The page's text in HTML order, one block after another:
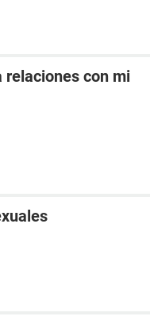
relaciones con mi